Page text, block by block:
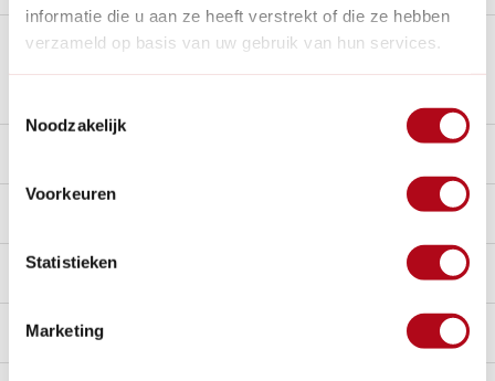
informatie die u aan ze heeft verstrekt of die ze hebben
verzameld op basis van uw gebruik van hun services.
Noodzakelijk
Voorkeuren
Statistieken
Marketing
Plus- en minpunten
Specificaties
Handig voor erbij